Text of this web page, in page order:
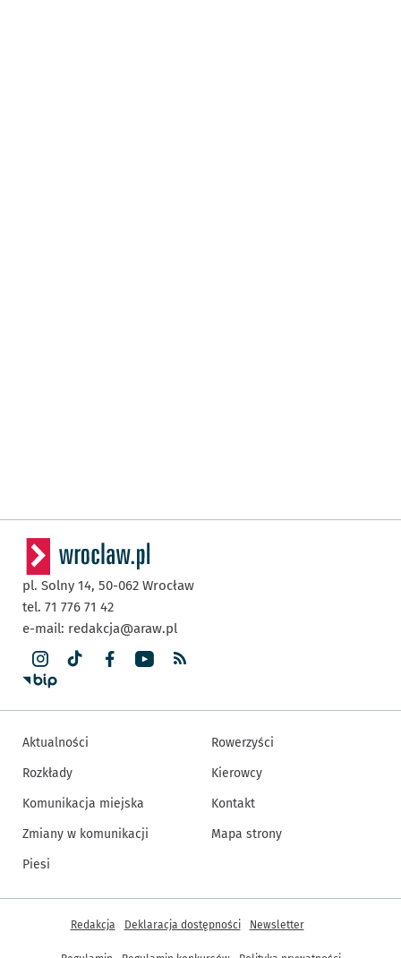
pl. Solny 14, 50-062 Wrocław
tel. 71 776 71 42
e-mail: redakcja@araw.pl
Aktualności
Rozkłady
Komunikacja miejska
Zmiany w komunikacji
Piesi
Rowerzyści
Kierowcy
Kontakt
Mapa strony
Inne informacje
Redakcja Deklaracja dostępności Newsletter